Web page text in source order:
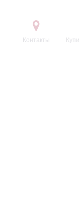
Контакты